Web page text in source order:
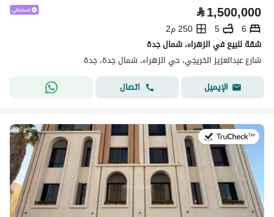
⃁1,500,000
6
5
250 م2
شقة للبيع في الزهراء، شمال جدة
شارع عبدالعزيز الخريجي، حي الزهراء، شمال جدة، جدة
الإيميل
اتصال
في:22 يوليو 2026